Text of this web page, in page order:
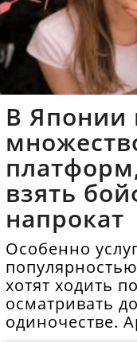
В Японии
взять
напрокат
Особенно
хотят ходить
осматривать
одиночестве.